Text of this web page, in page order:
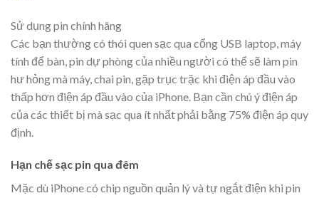
Sử dụng pin chính hãng
Các bạn thường có thói quen sạc qua cổng USB laptop, máy
tính để bàn, pin dự phòng của nhiều người có thể sẽ làm pin
hư hỏng mà máy, chai pin, gặp trục trặc khi điện áp đầu vào
thấp hơn điện áp đầu vào của iPhone. Bạn cần chú ý điện áp
của các thiết bị mà sạc qua ít nhất phải bằng 75% điện áp quy
định.
Hạn chế sạc pin qua đêm
Mặc dù iPhone có chip nguồn quản lý và tự ngắt điện khi pin